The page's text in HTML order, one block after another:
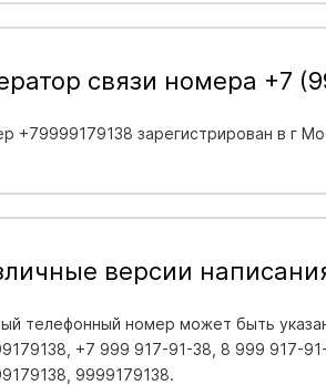
связи номера +7
+79999179138 зарегистрирован в г
версии
телефонный номер может быть
+7 999 917-91-38, 8 999 917-
9999179138.